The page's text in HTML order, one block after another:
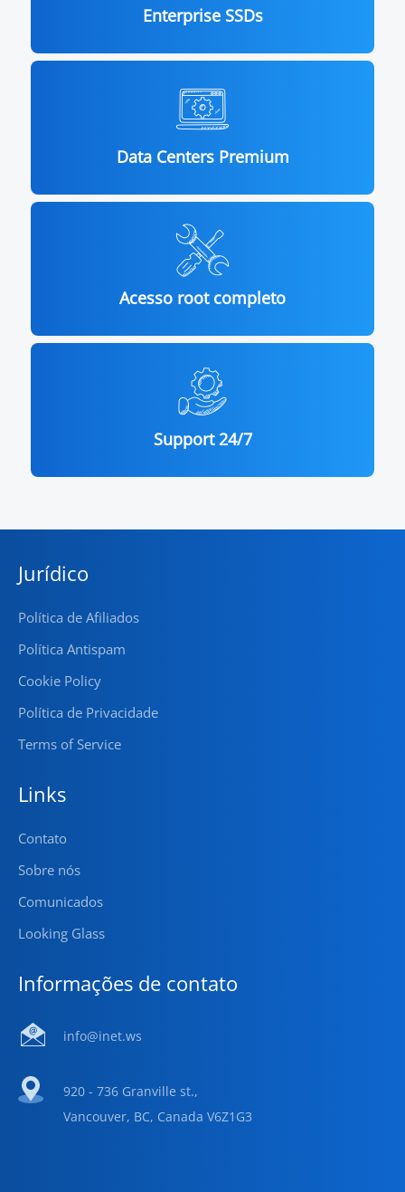
Enterprise SSDs
Data Centers Premium
Acesso root completo
Support 24/7
Jurídico
Política de Afiliados
Política Antispam
Cookie Policy
Política de Privacidade
Terms of Service
Links
Contato
Sobre nós
Comunicados
Looking Glass
Informações de contato
info@inet.ws
920 - 736 Granville st.,
Vancouver, BC, Canada V6Z1G3